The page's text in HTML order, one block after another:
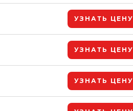
УЗНАТЬ ЦЕНУ
УЗНАТЬ ЦЕНУ
УЗНАТЬ ЦЕНУ